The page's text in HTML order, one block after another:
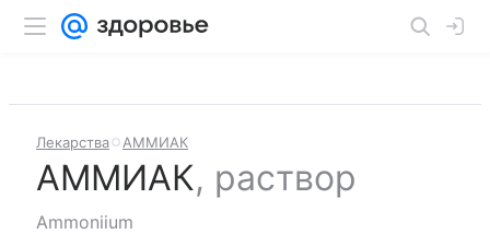
Лекарства АММИАК
АММИАК, раствор
Ammoniium